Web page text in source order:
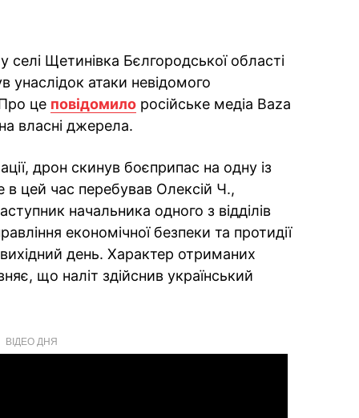
Щетинівка Бєлгородської області
унаслідок атаки невідомого
це повідомило російське медіа Baza
власні джерела.
дрон скинув боєприпас на одну із
в цей час перебував Олексій Ч.,
начальника одного з відділів
економічної безпеки та протидії
день. Характер отриманих
що наліт здійснив український
ВІДЕО ДНЯ